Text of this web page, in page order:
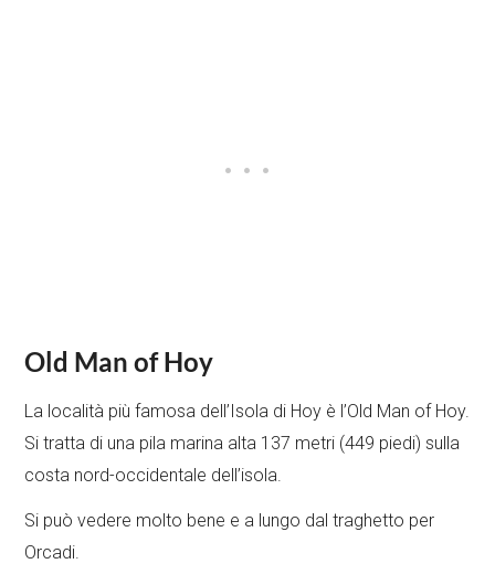
Old Man of Hoy
La località più famosa dell’Isola di Hoy è l’Old Man of Hoy.
Si tratta di una pila marina alta 137 metri (449 piedi) sulla
costa nord-occidentale dell’isola.
Si può vedere molto bene e a lungo dal traghetto per
Orcadi.